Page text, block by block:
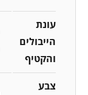
עונת
הייבולים
והקטיף
צבע